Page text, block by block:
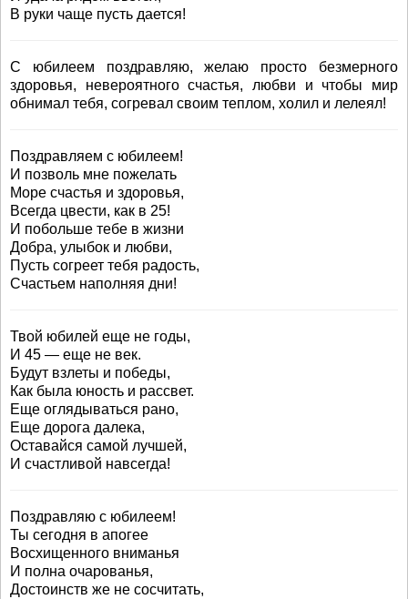
В руки чаще пусть дается!
С юбилеем поздравляю, желаю просто безмерного
здоровья, невероятного счастья, любви и чтобы мир
обнимал тебя, согревал своим теплом, холил и лелеял!
Поздравляем с юбилеем!
И позволь мне пожелать
Море счастья и здоровья,
Всегда цвести, как в 25!
И побольше тебе в жизни
Добра, улыбок и любви,
Пусть согреет тебя радость,
Счастьем наполняя дни!
Твой юбилей еще не годы,
И 45 — еще не век.
Будут взлеты и победы,
Как была юность и рассвет.
Еще оглядываться рано,
Еще дорога далека,
Оставайся самой лучшей,
И счастливой навсегда!
Поздравляю с юбилеем!
Ты сегодня в апогее
Восхищенного вниманья
И полна очарованья,
Достоинств же не сосчитать,